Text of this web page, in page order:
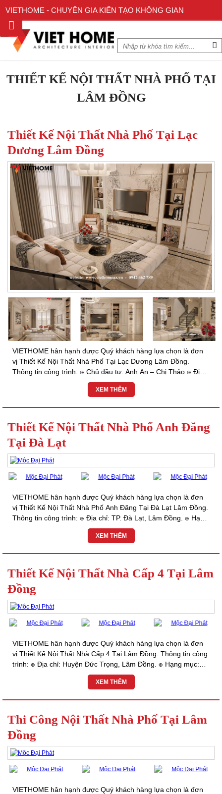
VIETHOME - CHUYÊN GIA KIẾN TẠO KHÔNG GIAN
THIẾT KẾ NỘI THẤT NHÀ PHỐ TẠI
LÂM ĐỒNG
Thiết Kế Nội Thất Nhà Phố Tại Lạc
Dương Lâm Đồng
VIETHOME hân hạnh được Quý khách hàng lựa chọn là đơn
vị Thiết Kế Nội Thất Nhà Phố Tại Lạc Dương Lâm Đồng.
Thông tin công trình: ๏ Chủ đầu tư: Anh An – Chị Thảo ๏ Địa
chỉ: Huyện Lạc Dương, Lâm Đồng. ๏ Hạng...
XEM THÊM
Thiết Kế Nội Thất Nhà Phố Anh Đăng
Tại Đà Lạt
VIETHOME hân hạnh được Quý khách hàng lựa chọn là đơn
vị Thiết Kế Nội Thất Nhà Phố Anh Đăng Tại Đà Lạt Lâm Đồng.
Thông tin công trình: ๏ Địa chỉ: TP. Đà Lạt, Lâm Đồng. ๏ Hạng
mục: Thiết kế & Thi Công Trọn...
XEM THÊM
Thiết Kế Nội Thất Nhà Cấp 4 Tại Lâm
Đồng
VIETHOME hân hạnh được Quý khách hàng lựa chọn là đơn
vị Thiết Kế Nội Thất Nhà Cấp 4 Tại Lâm Đồng. Thông tin công
trình: ๏ Địa chỉ: Huyện Đức Trọng, Lâm Đồng. ๏ Hạng mục:
Thiết kế & Thi Công Trọn Gói ๏ Đơn...
XEM THÊM
Thi Công Nội Thất Nhà Phố Tại Lâm
Đồng
VIETHOME hân hạnh được Quý khách hàng lựa chọn là đơn